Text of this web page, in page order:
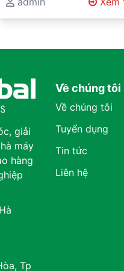
Engineering Solutions
Global's Engineering
giải
máy
hàng
Tp
Về chúng tôi
Về chúng tôi
Tuyển dụng
Tin tức
Liên hệ